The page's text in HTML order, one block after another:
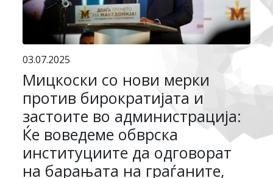
03.07.2025
Мицкоски со нови мерки
против бирократијата и
застоите во администрација:
Ќе воведеме обврска
институциите да одговорат
на барањата на граѓаните,